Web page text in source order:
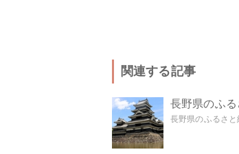
関連する記事
長野県のふ
長野県のふるさ